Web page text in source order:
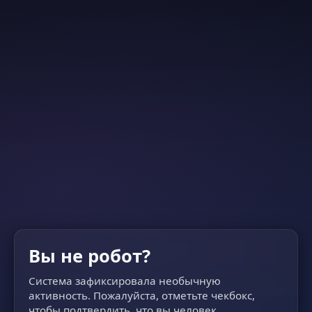
Вы не робот?
Система зафиксировала необычную
активность. Пожалуйста, отметьте чекбокс,